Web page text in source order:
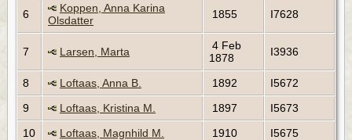
6
Koppen, Anna Karina
Olsdatter
1855 I7628
7 Larsen, Marta
4 Feb
1878
I3936
8 Loftaas, Anna B. 1892
I5672
9
Loftaas, Kristina M. 1897
I5673
10
Loftaas, Magnhild M. 1910
I5675